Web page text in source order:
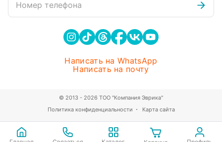
Номер телефона
Написать на WhatsApp
Написать на почту
Политика конфиденциальности Карта сайта
© 2013 - 2026 ТОО "Компания Эврика"